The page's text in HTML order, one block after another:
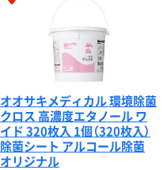
オオサキメディカル 環境除菌
クロス 高濃度エタノール ワ
イド 320枚入 1個（320枚入）
除菌シート アルコール除菌
オリジナル